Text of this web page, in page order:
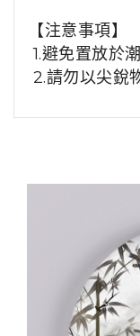
【注意事項】
1.避免置放於
2.請勿以尖銳